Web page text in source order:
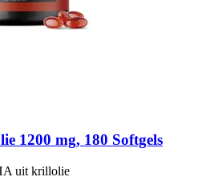
1200 mg, 180 Softgels
uit krillolie